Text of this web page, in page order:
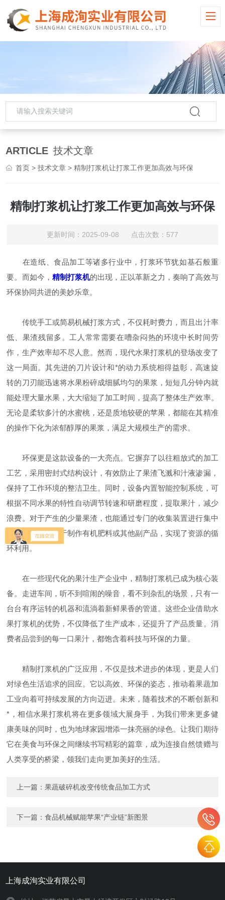
ARTICLE 技术文章
首页 >技术文章 > 精制打浆机让打浆工作更加高效与环保
精制打浆机让打浆工作更加高效与环保
更新时间：2025-09-08 点击次数：577
在造纸、食品加工等诸多行业中，打浆环节犹如基石般重
要。而如今， 精制打浆机的出现，正以革新之力，奏响了高效与
环保协同共进的美妙乐章。
传统手工或简易机械打浆方式，不仅耗时费力，而且出汁率
低、果渣残留多。工人常常需要在嘈杂闷热的环境中长时间劳
作，生产效率却不尽人意。然而，现代水果打浆机的登场改变了
这一局面。其先进的刀片设计和*的动力系统相得益彰，高速旋
转的刀刃能迅速将水果粉碎成细腻均匀的果浆，短短几分钟内就
能处理大量水果，大大缩短了加工时间，提高了整体生产效率。
无论是柔软多汁的水蜜桃，还是质地较硬的苹果，都能在其精准
的操作下化为浓郁醇厚的果浆，满足大规模生产的需求。
环保更是这款设备的一大亮点。它摒弃了以往粗放式的加工
工艺，采用密封式结构设计，有效防止了果渣飞溅和汁液渗漏，
保持了工作环境的整洁卫生。同时，设备内置智能控制系统，可
根据不同水果的特性自动调节转速和研磨程度，提取果汁，减少
浪费。对于产生的少量果渣，也能通过专门的收集装置进行集中
回收处理，可用于制作有机肥料或其他副产品，实现了资源的循
环利用。
在一些现代化的果汁生产企业中，精制打浆机已成为核心装
备。走进车间，听不到喧闹的噪音，看不到杂乱的场景，只有一
台台有序运转的机器和流淌着新鲜果香的管道。这些企业借助水
果打浆机的优势，不仅降低了生产成本，还提升了产品质量。消
费者品尝到的每一口果汁，都饱含着科技与环保的力量。
精制打浆机的广泛应用，不仅是技术进步的体现，更是人们
对绿色生活追求的回应。它以高效、环保的姿态，推动着果蔬加
工业向着可持续发展的方向迈进。未来，随着技术的不断创新和
*，相信水果打浆机将在更多领域大展身手，为我们带来更多健
康美味的同时，也为地球家园增添一抹亮丽的绿色。让我们期待
它在美食与环保之间继续书写精彩的篇章，成为连接自然馈赠与
人类享受的桥梁，领我们走向更加美好的生活。
上一篇：果蔬破碎机改变传统食品加工方式
下一篇：食品机械赋能苹果“产业链”新图景
上海成洵实业有限公司